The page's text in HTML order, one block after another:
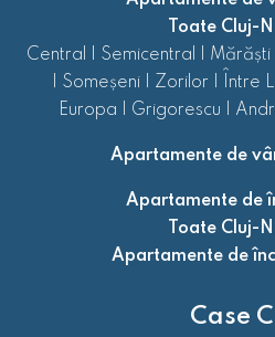
Toate Cluj-
Central
Semicentral Mărăști|
Someșeni| Zorilor Între
Europa
Grigorescu
Apartamente de
Apartamente de
Toate Cluj-
Apartamente de
Case